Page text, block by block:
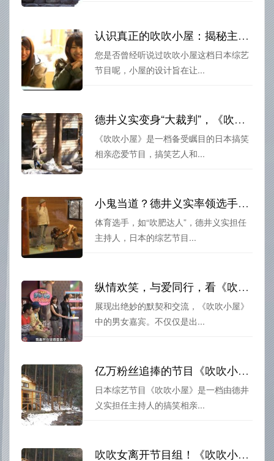
认识真正的吹吹小屋：揭秘主持、选手、小屋的真实面貌
您是否曾经听说过吹吹小屋这档日本综艺
节目呢，小屋的设计旨在让...
德井义实变身“大裁判”，《吹吹小屋》双倍甜蜜来袭
《吹吹小屋》是一档备受瞩目的日本搞笑
相亲恋爱节目，搞笑艺人和...
小鬼当道？德井义实率领选手登场《吹吹小屋》，你能挑战谁？
体育选手，如“吹肥达人”，德井义实担任
主持人，日本的综艺节目...
纵情欢笑，与爱同行，看《吹吹小屋》第二季迅雷下载让你笑出飞天
展现出绝妙的默契和交流，《吹吹小屋》
中的男女嘉宾。不仅仅是出...
亿万粉丝追捧的节目《吹吹小屋》第一季，人力字幕组送上即惊叹又欢乐的解说
日本综艺节目《吹吹小屋》是一档由德井
义实担任主持人的搞笑相亲...
吹吹女离开节目组！《吹吹小屋》第三季爆笑看点前瞻